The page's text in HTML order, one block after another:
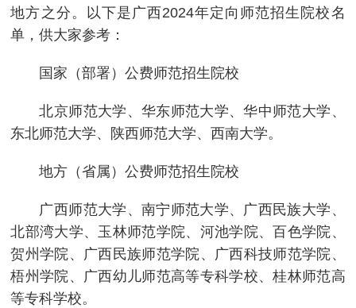
地方之分。以下是广西2024年定向师范招生院校名
单，供大家参考：
国家（部署）公费师范招生院校
北京师范大学、华东师范大学、华中师范大学、
东北师范大学、陕西师范大学、西南大学。
地方（省属）公费师范招生院校
广西师范大学、南宁师范大学、广西民族大学、
北部湾大学、玉林师范学院、河池学院、百色学院、
贺州学院、广西民族师范学院、广西科技师范学院、
梧州学院、广西幼儿师范高等专科学校、桂林师范高
等专科学校。